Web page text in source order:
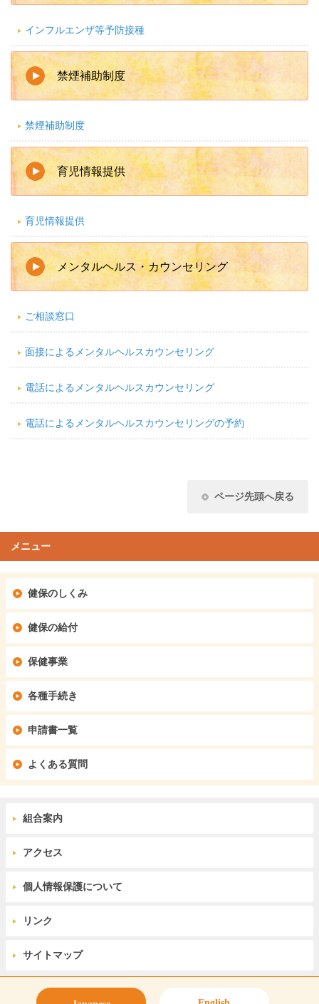
インフルエンザ等予防接種
禁煙補助制度
禁煙補助制度
育児情報提供
育児情報提供
メンタルヘルス・カウンセリング
ご相談窓口
面接によるメンタルヘルスカウンセリング
電話によるメンタルヘルスカウンセリング
電話によるメンタルヘルスカウンセリングの予約
ページ先頭へ戻る
メニュー
健保のしくみ
健保の給付
保健事業
各種手続き
申請書一覧
よくある質問
組合案内
アクセス
個人情報保護について
リンク
サイトマップ